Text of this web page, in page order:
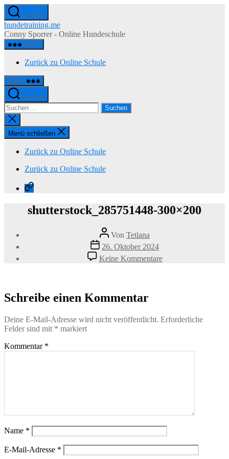
Zum
Inhalt
springen
Suchen
hundetraining.me
Conny Sporrer - Online Hundeschule
Menü
Zurück zu Online Schule
Menü
Suchen
Suchen
nach:
Suche
schließen
Menü schließen
Zurück zu Online Schule
Zurück zu Online Schule
Zurück
zu
Online
Schule
shutterstock_285751448-300×200
Beitragsautor
Von Tetiana
Veröffentlichungsdatum
26. Oktober 2024
Keine Kommentarezu
Schreibe einen Kommentar
Deine E-Mail-Adresse wird nicht veröffentlicht. Erforderliche
Felder sind mit * markiert
Kommentar *
Name *
E-Mail-Adresse *